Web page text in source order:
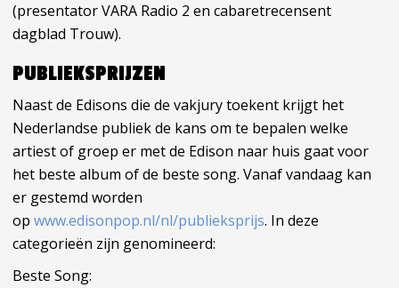
(presentator VARA Radio 2 en cabaretrecensent
dagblad Trouw).
PUBLIEKSPRIJZEN
Naast de Edisons die de vakjury toekent krijgt het
Nederlandse publiek de kans om te bepalen welke
artiest of groep er met de Edison naar huis gaat voor
het beste album of de beste song. Vanaf vandaag kan
er gestemd worden
op www.edisonpop.nl/nl/publieksprijs. In deze
categorieën zijn genomineerd:
Beste Song: